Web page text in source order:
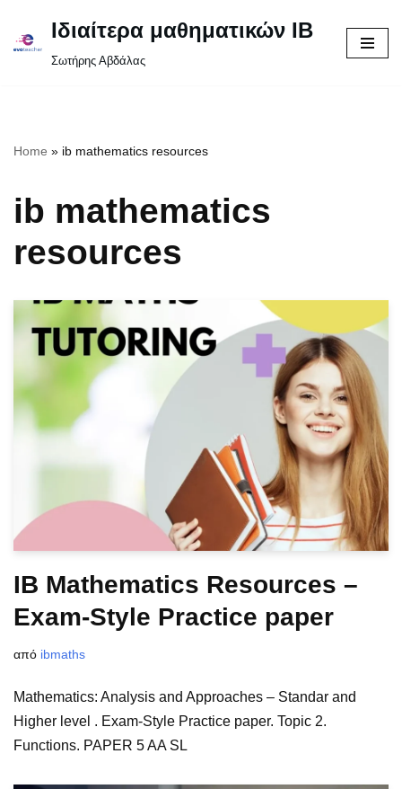
Μεταπηδήστε
Ιδιαίτερα μαθηματικών IB
Σωτήρης Αβδάλας
Home » ib mathematics resources
ib mathematics
resources
IB Mathematics Resources –
Exam-Style Practice paper
από ibmaths
Mathematics: Analysis and Approaches – Standar and
Higher level . Exam-Style Practice paper. Topic 2.
Functions. PAPER 5 AA SL